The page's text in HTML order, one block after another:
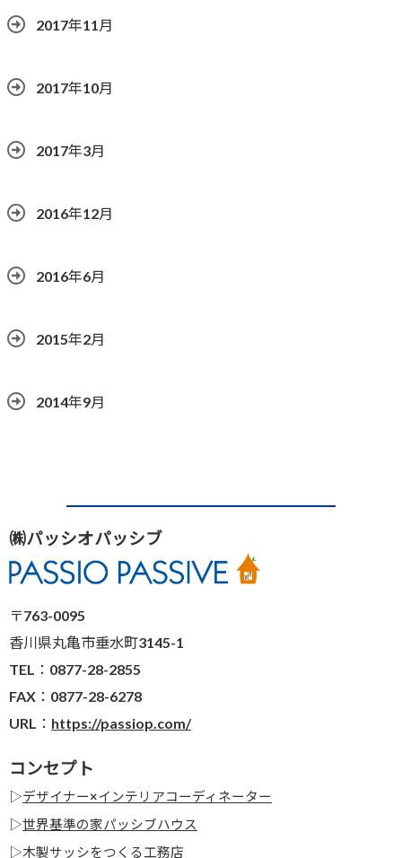
2017年11月
2017年10月
2017年3月
2016年12月
2016年6月
2015年2月
2014年9月
㈱パッシオパッシブ
〒763-0095
香川県丸亀市垂水町3145-1
TEL：0877-28-2855
FAX：0877-28-6278
URL： https://passiop.com/
コンセプト
▷デザイナー×インテリアコーディネーター
▷世界基準の家パッシブハウス
▷木製サッシをつくる工務店